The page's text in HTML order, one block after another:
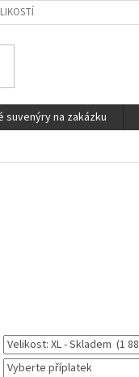
suvenýry na zakázku